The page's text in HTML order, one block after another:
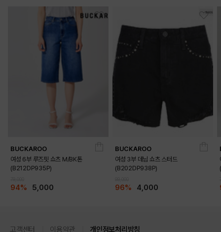
BUCKAROO
여성 6부 루즈핏 쇼츠 M/BK톤
(B212DP935P)
94% 5,000
BUCKAROO
여성 3부 데님 쇼츠 스터드
(B202DP938P)
96% 4,000
고객센터 이용약관 개인정보처리방침